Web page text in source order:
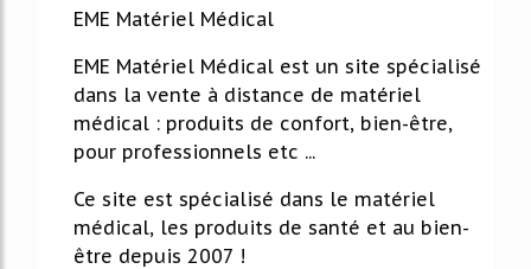
EME Matériel Médical
EME Matériel Médical est un site spécialisé
dans la vente à distance de matériel
médical : produits de confort, bien-être,
pour professionnels etc ...
Ce site est spécialisé dans le matériel
médical, les produits de santé et au bien-
être depuis 2007 !